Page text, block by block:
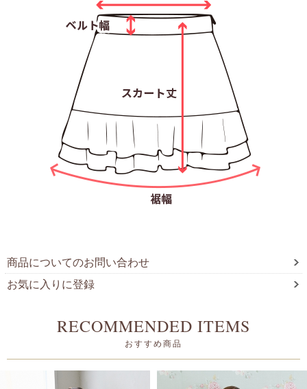
商品についてのお問い合わせ
お気に入りに登録
RECOMMENDED ITEMS
おすすめ商品